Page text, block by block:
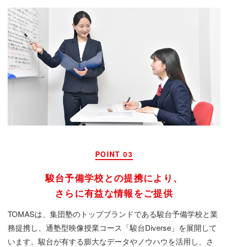
POINT 03
駿台予備学校との提携により、
さらに有益な情報をご提供
TOMASは、集団塾のトップブランドである駿台予備学校と業
務提携し、通塾型映像授業コース「駿台Diverse」を展開して
います。駿台が有する膨大なデータやノウハウを活用し、さ